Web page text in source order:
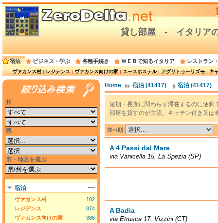
貸し部屋 ‐ イタリア
宿泊 ビジネス・学ぶ 各種手続き ＷＥＢで知るイタリア レストラン
ヴァカンス村|レジデンス|ヴァカンス向けの家|ユースホステル|アグリトゥーリズモ|キ
Home 宿泊 (41417) 宿泊 (41417)
短期・長期に関わらず滞在するのに便
部屋を貸すのが主流。キッチン付き又は
並べ順
A 4 Passi dal Mare
via Vanicella 15, La Spezia (SP)
A Badia
via Etrusca 17, Vizzini (CT)
州
県
市・地区を選ぶ
宿泊
ヴァカンス村
102
レジデンス
874
ヴァカンス向けの家
386